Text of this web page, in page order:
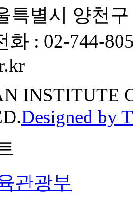
특별시 양천
화 : 02-744-
INSTITUTE
Designed by
관광부